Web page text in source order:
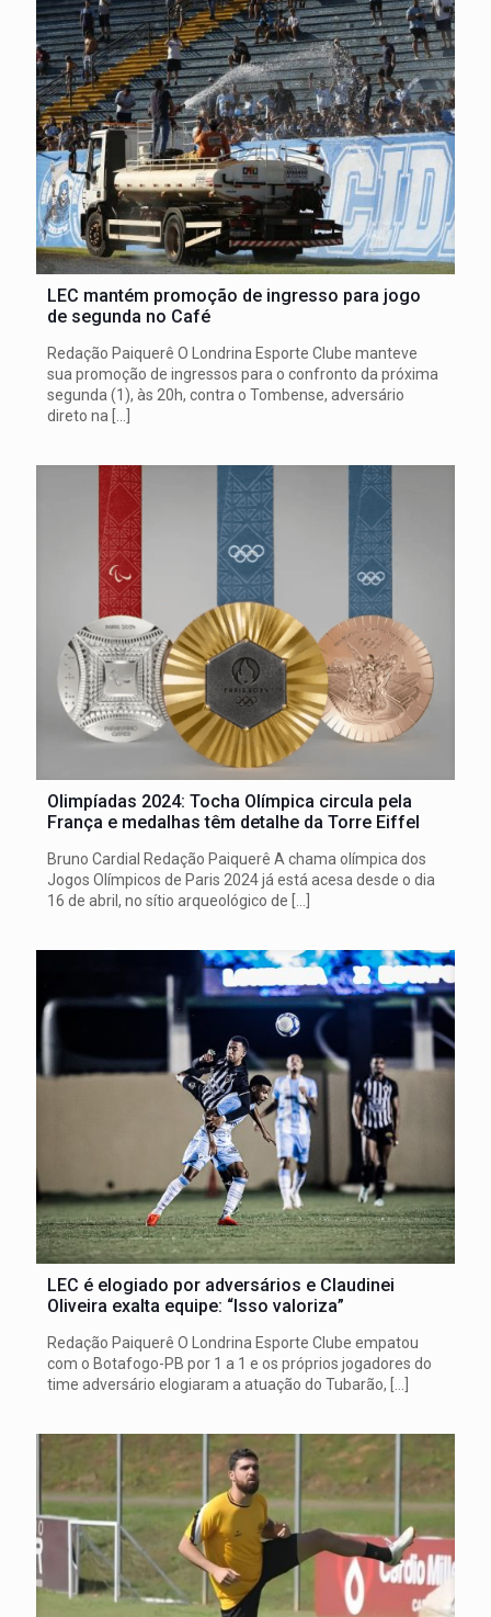
LEC mantém promoção de ingresso para jogo
de segunda no Café
Redação Paiquerê O Londrina Esporte Clube manteve
sua promoção de ingressos para o confronto da próxima
segunda (1), às 20h, contra o Tombense, adversário
direto na
Olimpíadas 2024: Tocha Olímpica circula pela
França e medalhas têm detalhe da Torre Eiffel
Bruno Cardial Redação Paiquerê A chama olímpica dos
Jogos Olímpicos de Paris 2024 já está acesa desde o dia
16 de abril, no sítio arqueológico de […]
LEC é elogiado por adversários e Claudinei
Oliveira exalta equipe: “Isso valoriza”
Redação Paiquerê O Londrina Esporte Clube empatou
com o Botafogo-PB por 1 a 1 e os próprios jogadores do
time adversário elogiaram a atuação do Tubarão,